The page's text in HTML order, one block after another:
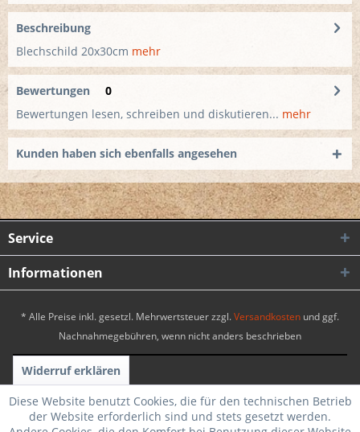
Beschreibung
Blechschild 20x30cm mehr
Bewertungen
0
Bewertungen lesen, schreiben und diskutieren... mehr
Kunden haben sich ebenfalls angesehen
Service
Informationen
* Alle Preise inkl. gesetzl. Mehrwertsteuer zzgl.Versandkosten und ggf.
Nachnahmegebühren, wenn nicht anders beschrieben
Widerruf erklären
Realisiert mit Shopware | Theme by WebSelect
Diese Website benutzt Cookies, die für den technischen Betrieb
der Website erforderlich sind und stets gesetzt werden.